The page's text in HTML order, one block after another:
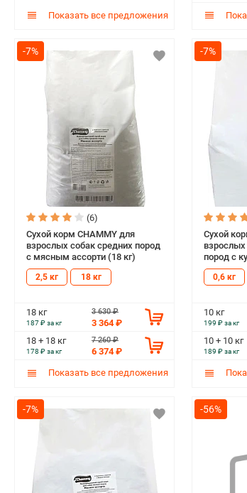
Показать все предложения
-7%
(6)
Сухой корм CHAMMY для
взрослых собак средних пород
с мясным ассорти (18 кг)
2,5 кг 18 кг
18 кг
187 ₽ за кг
3 630 ₽
3 364 ₽
18 + 18 кг
178 ₽ за кг
7 260 ₽
6 374 ₽
Показать все предложения
-7%
Сухой
пород с
0,6 кг
10 кг
199 ₽ за кг
10 + 10 кг
189 ₽ за кг
-7% -56%